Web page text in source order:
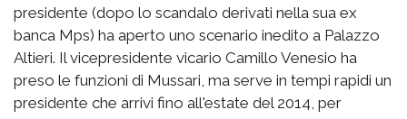
presidente (dopo lo scandalo derivati nella sua ex
banca Mps) ha aperto uno scenario inedito a Palazzo
Altieri. Il vicepresidente vicario Camillo Venesio ha
preso le funzioni di Mussari, ma serve in tempi rapidi un
presidente che arrivi fino all'estate del 2014, per